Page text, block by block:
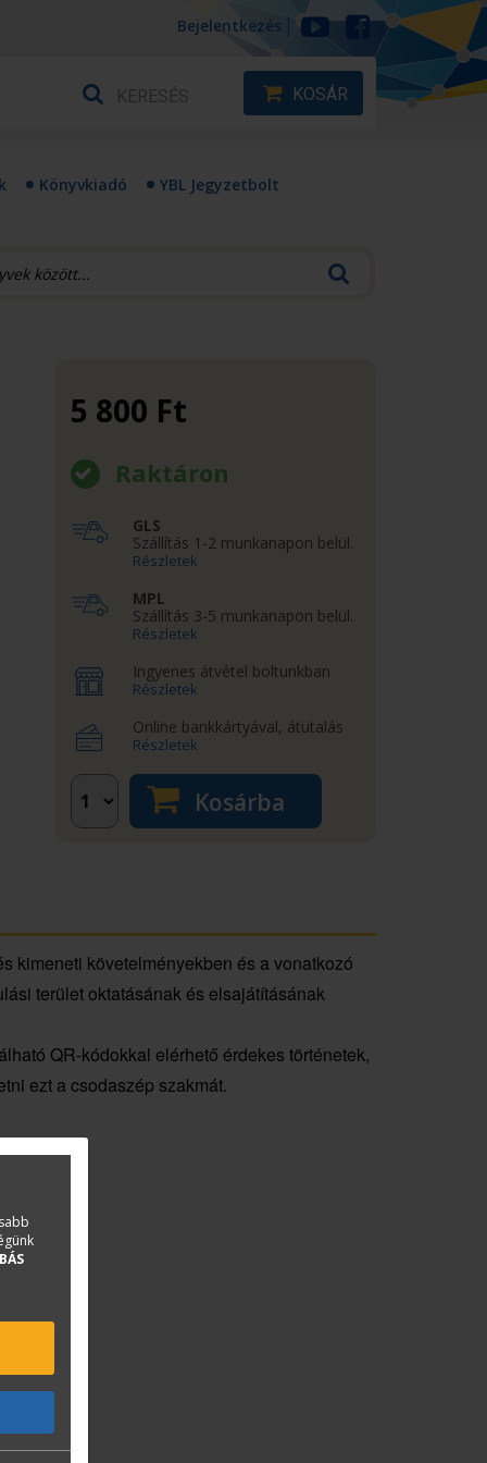
Bejelentkezés
KOSÁR
Könyvkiadó YBL Jegyzetbolt
5 800 Ft
Raktáron
GLS
Szállítás 1-2 munkanapon belül.
Részletek
MPL
Szállítás 3-5 munkanapon belül.
Részletek
Ingyenes átvétel boltunkban
Részletek
Online bankkártyával, átutalás
Részletek
Kosárba
kimeneti követelményekben és a vonatkozó
terület oktatásának és elsajátításának
QR-kódokkal elérhető érdekes történetek,
ezt a csodaszép szakmát.